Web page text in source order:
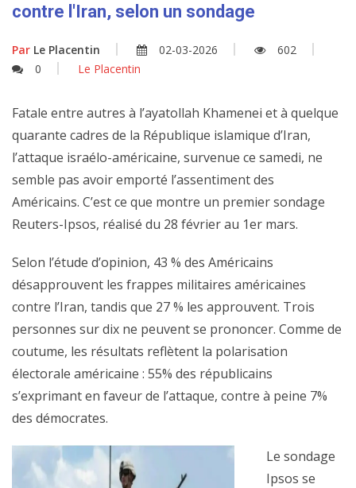
contre l'Iran, selon un sondage
Par Le Placentin 02-03-2026
602
0
Le Placentin
Fatale entre autres à l’ayatollah Khamenei et à quelque
quarante cadres de la République islamique d’Iran,
l’attaque israélo-américaine, survenue ce samedi, ne
semble pas avoir emporté l’assentiment des
Américains. C’est ce que montre un premier sondage
Reuters-Ipsos, réalisé du 28 février au 1er mars.
Selon l’étude d’opinion, 43 % des Américains
désapprouvent les frappes militaires américaines
contre l’Iran, tandis que 27 % les approuvent. Trois
personnes sur dix ne peuvent se prononcer. Comme de
coutume, les résultats reflètent la polarisation
électorale américaine : 55% des républicains
s’exprimant en faveur de l’attaque, contre à peine 7%
des démocrates.
Le sondage
Ipsos se